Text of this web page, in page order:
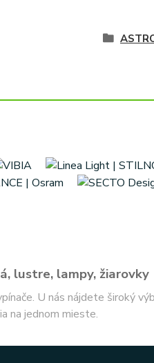
lustre, lampy, žiarovky
U nás nájdete široký
na jednom mieste.